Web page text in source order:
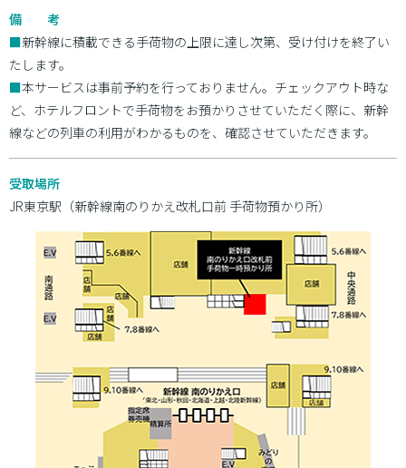
備 考
■新幹線に積載できる手荷物の上限に達し次第、受け付けを終了い
たします。
■本サービスは事前予約を行っておりません。チェックアウト時な
ど、ホテルフロントで手荷物をお預かりさせていただく際に、新幹
線などの列車の利用がわかるものを、確認させていただきます。
受取場所
JR東京駅（新幹線南のりかえ改札口前 手荷物預かり所）